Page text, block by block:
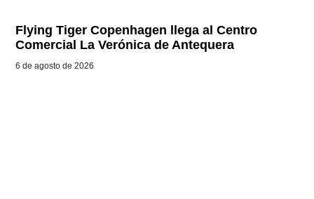
Flying Tiger Copenhagen llega al Centro
Comercial La Verónica de Antequera
6 de agosto de 2026